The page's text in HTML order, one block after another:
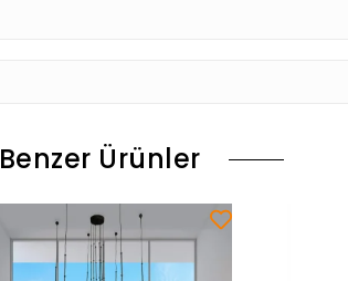
Benzer Ürünler